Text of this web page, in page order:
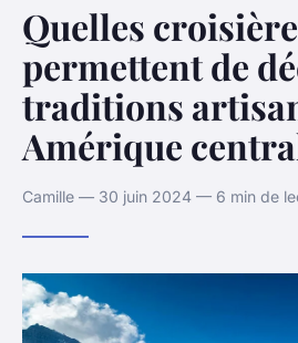
Quelles
permettent de
traditions
Amérique
Camille — 30 juin 2024 — 6 min de